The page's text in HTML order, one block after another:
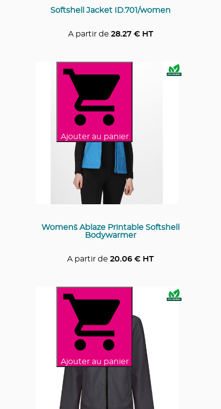
Softshell Jacket ID.701/women
A partir de 28.27€ HT
Ajouter au panier
Women`s Ablaze Printable Softshell
Bodywarmer
A partir de 20.06 € HT
Ajouter au panier